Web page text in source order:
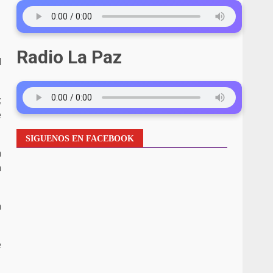
Radio La Paz
SIGUENOS EN FACEBOOK